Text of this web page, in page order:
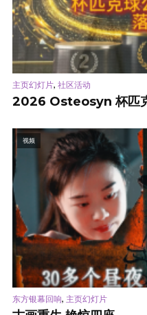
主页幻灯片, 社区活动
2026 Osteosyn 杯匹
视频
东方银幕回响, 主页幻灯片